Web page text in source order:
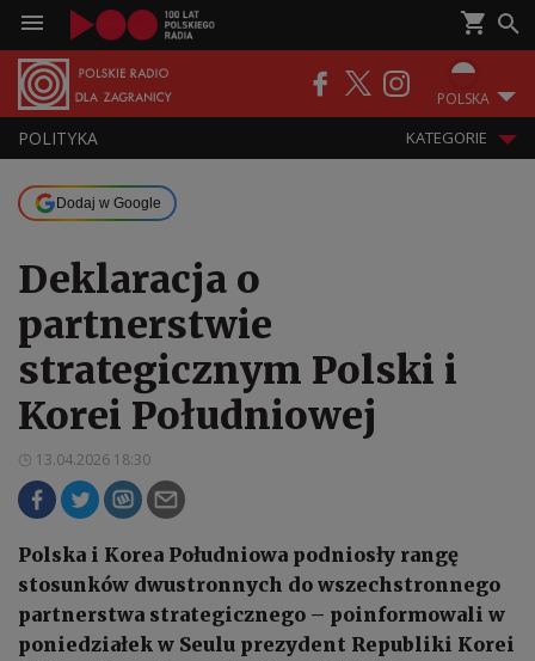
POLSKA
POLITYKA KATEGORIE
Dodaj w Google
Deklaracja o
partnerstwie
strategicznym Polski i
Korei Południowej
13.04.2026 18:30
Polska i Korea Południowa podniosły rangę
stosunków dwustronnych do wszechstronnego
partnerstwa strategicznego – poinformowali w
poniedziałek w Seulu prezydent Republiki Korei